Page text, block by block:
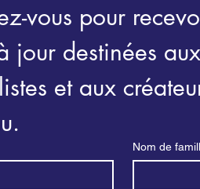
vous pour
jour destinées aux
et aux
Nom de